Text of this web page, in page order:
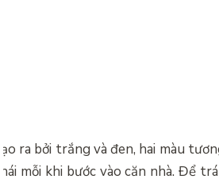
ra bởi trắng và đen, hai màu
mỗi khi bước vào căn nhà. Để